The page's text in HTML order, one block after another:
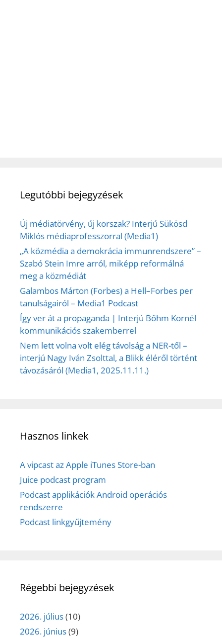
Legutóbbi bejegyzések
Új médiatörvény, új korszak? Interjú Sükösd
Miklós médiaprofesszorral (Media1)
„A közmédia a demokrácia immunrendszere” –
Szabó Stein Imre arról, miképp reformálná
meg a közmédiát
Galambos Márton (Forbes) a Hell–Forbes per
tanulságairól – Media1 Podcast
Így ver át a propaganda | Interjú Bőhm Kornél
kommunikációs szakemberrel
Nem lett volna volt elég távolság a NER-től –
interjú Nagy Iván Zsolttal, a Blikk éléről történt
távozásáról (Media1, 2025.11.11.)
Hasznos linkek
A vipcast az Apple iTunes Store-ban
Juice podcast program
Podcast applikációk Android operációs
rendszerre
Podcast linkgyűjtemény
Régebbi bejegyzések
2026. július(10)
2026. június(9)